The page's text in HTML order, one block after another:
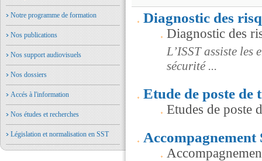
Notre programme de formation
Nos publications
Nos support audiovisuels
Nos dossiers
Accés à l'information
Nos études et recherches
Législation et normalisation en SST
Diagnostic des
Diagnostic des
L’ISST assiste les
sécurité ...
Etude de poste de
Etudes de poste
Accompagnement